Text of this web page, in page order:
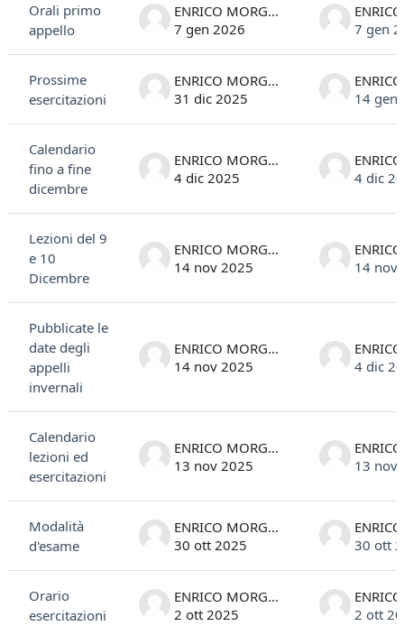
Orali primo
appello
ENRICO MORGANTE
7 gen 2026
7 gen
Prossime
esercitazioni
ENRICO MORGANTE
31 dic 2025
14 gen
Calendario
fino a fine
dicembre
ENRICO MORGANTE
4 dic 2025
4 dic
Lezioni del 9
e 10
Dicembre
ENRICO MORGANTE
14 nov 2025
14 nov
Pubblicate le
date degli
appelli
invernali
ENRICO MORGANTE
14 nov 2025
4 dic
Calendario
lezioni ed
esercitazioni
ENRICO MORGANTE
13 nov 2025
13 nov
Modalità
d'esame
ENRICO MORGANTE
30 ott 2025
30 ott
Orario
esercitazioni
ENRICO MORGANTE
2 ott 2025
2 ott